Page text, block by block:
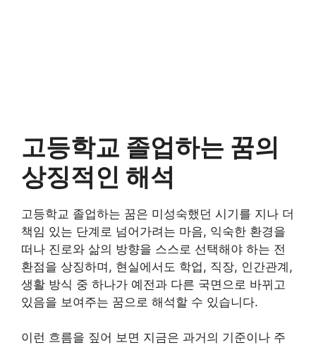
고등학교 졸업하는 꿈의
상징적인 해석
고등학교 졸업하는 꿈은 미성숙했던 시기를 지나 더
책임 있는 단계로 넘어가려는 마음, 익숙한 환경을
떠나 진로와 삶의 방향을 스스로 선택해야 하는 전
환점을 상징하며, 현실에서도 학업, 직장, 인간관계,
생활 방식 중 하나가 예전과 다른 국면으로 바뀌고
있음을 보여주는 꿈으로 해석할 수 있습니다.
이런 흐름을 짚어 보면 지금은 과거의 기준이나 주